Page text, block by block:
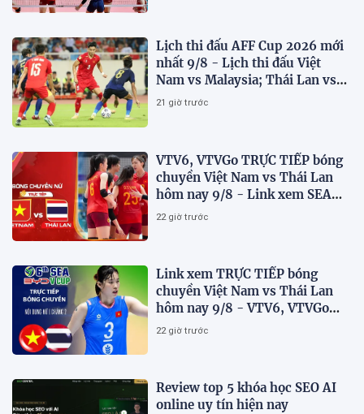
Lịch thi đấu AFF Cup 2026 mới
nhất 9/8 - Lịch thi đấu Việt
Nam vs Malaysia; Thái Lan vs
Singapore
21 giờ trước
VTV6, VTVGo TRỰC TIẾP bóng
chuyền Việt Nam vs Thái Lan
hôm nay 9/8 - Link xem SEA
V.Cup 2026 mới nhất
22 giờ trước
Link xem TRỰC TIẾP bóng
chuyền Việt Nam vs Thái Lan
hôm nay 9/8 - VTV6, VTVGo
trực tiếp SEA V.Cup 2026 mới
22 giờ trước
Review top 5 khóa học SEO AI
online uy tín hiện nay